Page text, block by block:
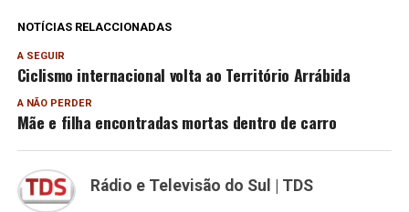
NOTÍCIAS RELACCIONADAS
A SEGUIR
Ciclismo internacional volta ao Território Arrábida
A NÃO PERDER
Mãe e filha encontradas mortas dentro de carro
Rádio e Televisão do Sul | TDS